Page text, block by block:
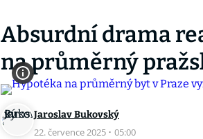
Absurdní drama
na průměrný
Jaroslav Bukovský
22. července 2025 · 05:00